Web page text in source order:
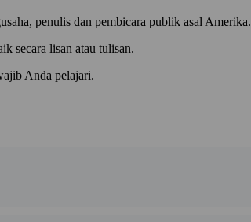
penulis dan pembicara publik asal Amerika.
secara lisan atau tulisan.
Anda pelajari.